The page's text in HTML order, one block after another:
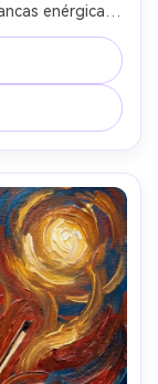
enérgicas,
cielo
atardecer
atemporal,
de ciprés,
--ar 4:5